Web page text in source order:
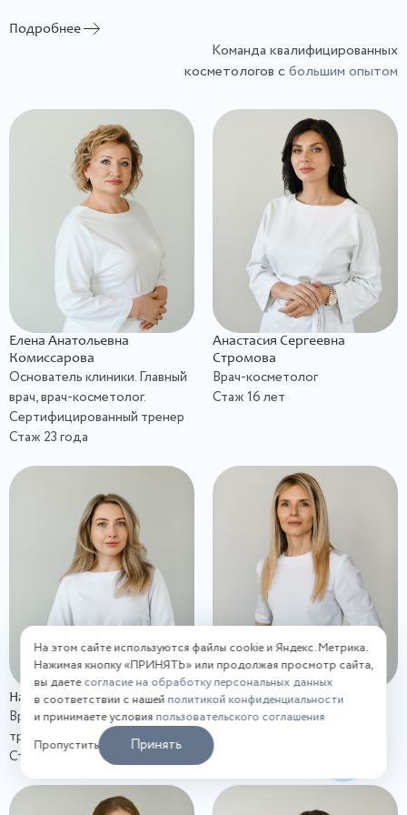
Сергеевны в отличном настроении, потому что от врача
веет позитивной созидательной энергетикой.
Подробнее
Команда квалифицированных
косметологов сбольшим опытом
Елена Анатольевна
Комиссарова
Основатель клиники. Главный
врач, врач-косметолог.
Сертифицированный тренер
Стаж 23 года
Анастасия Сергеевна
Стромова
Врач-косметолог
Стаж 16 лет
Наталья Игоревна Костенко
Врач-косметолог, дерматолог,
трихолог
Стаж 4 года
Евгения Александровна
Колобова
Врач-косметолог
Стаж 10 лет
На этом сайте используются файлы cookie и Яндекс. Метрика.
Нажимая кнопку «ПРИНЯТЬ» или продолжая просмотр сайта,
вы даетесогласие на обработку персональных данных
в соответствии с нашей политикой конфиденциальности
и принимаете условия пользовательского соглашения
Пропустить
Принять